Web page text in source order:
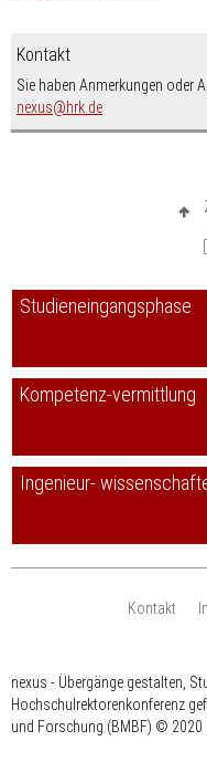
Kontakt
Sie haben Anmerkungen oder
nexus
nospam-
hrk.de
Studieneingangsphase
Kompetenz-vermittlung
Ingenieur-
Kontakt
nexus - Übergänge gestalten,
Hochschulrektorenkonferenz
und Forschung (BMBF) © 2020